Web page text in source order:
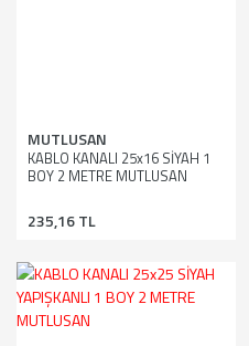
MUTLUSAN
KABLO KANALI 25x16 SİYAH 1
BOY 2 METRE MUTLUSAN
235,16 TL